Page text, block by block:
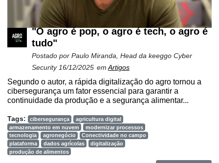
"O agro é pop, o agro é tech, o agro é
tudo"
Postado por Paulo Miranda, Head da keeggo Cyber
Security 16/12/2025 em Artigos
Segundo o autor, a rápida digitalização do agro tornou a
cibersegurança um fator essencial para garantir a
continuidade da produção e a segurança alimentar...
Tags: cibersegurança
agricultura digital
armazenamento em nuvem
modernizar processos
tecnologia
agronegócio
Conectividade no campo
plataforma
dados agrícolas
digitalização
produção de alimentos